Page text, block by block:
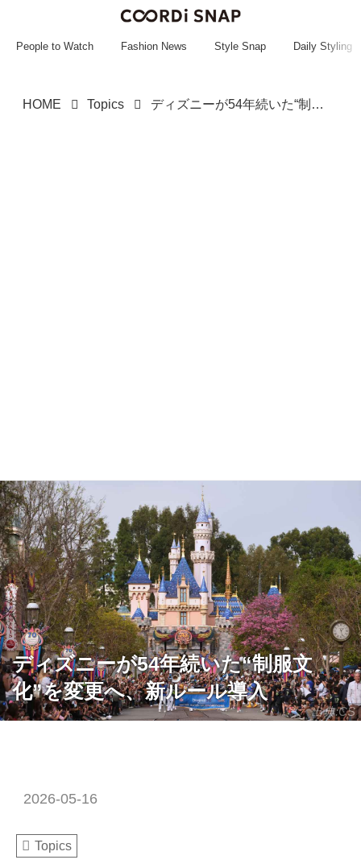
~~~~~~~~~~~
People to Watch Fashion News Style Snap Daily Styling
HOME Topics ディズニーが54年続いた“制服文化”を変更へ、新ルール導入
出典:CS
ディズニーが54年続いた“制服文
化”を変更へ、新ルール導入
2026-05-16
Topics